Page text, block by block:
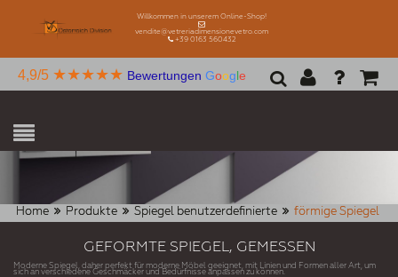
Willkommen in unserem Online-Shop!
vendite@vetreriadimensionevetro.com
+39 0163 560432
4,9/5 ★★★★★ Bewertungen Google
Home Produkte Spiegel benutzerdefinierte förmige Spiegel
GEFORMTE SPIEGEL, GEMESSEN
Moderne Spiegel, daher perfekt für moderne Möbel geeignet, mit Linien und Formen aller Art, um
sich an verschiedene Geschmäcker und Bedürfnisse anpassen zu können.